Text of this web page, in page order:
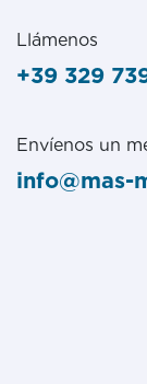
Llámenos
+39 329
Envíenos un
info@mas-